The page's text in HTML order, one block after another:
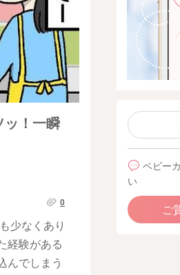
！一瞬
0
少なくあり
経験がある
んでしまう
ベビー
い
ご